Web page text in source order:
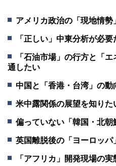
アメリカ政治の「現地情勢
「正しい」中東分析が必要
「石油市場」の行方と「
通したい
中国と「香港・台湾」の動
米中露関係の展望を知りた
偏っていない「韓国・北朝
英国離脱後の「ヨーロッパ
「アフリカ」開発現場の